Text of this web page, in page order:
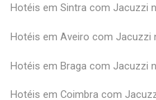
Hotéis em Sintra com Jacuzzi
Hotéis em Aveiro com Jacuzzi
Hotéis em Braga com Jacuzzi
Hotéis em Coimbra com